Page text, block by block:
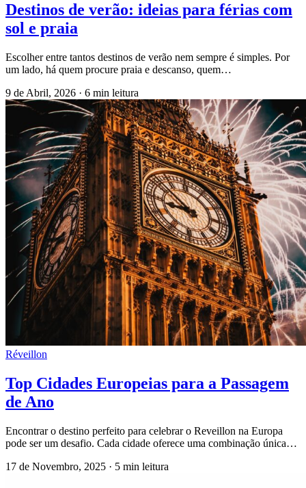
Destinos de verão: ideias para férias com
sol e praia
Escolher entre tantos destinos de verão nem sempre é simples. Por
um lado, há quem procure praia e descanso, quem…
9 de Abril, 2026 · 6 min leitura
Réveillon
Top Cidades Europeias para a Passagem
de Ano
Encontrar o destino perfeito para celebrar o Reveillon na Europa
pode ser um desafio. Cada cidade oferece uma combinação única…
17 de Novembro, 2025 · 5 min leitura